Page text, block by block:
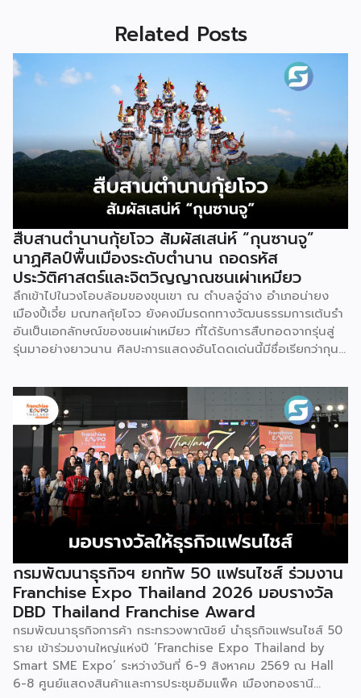
Related Posts
สืบสานตำนานกุ้ยโจว สัมผัสเสน่ห์ “กุนซานจู”
นาฏศิลป์พื้นเมืองระดับตำนาน ถอดรหัส
ประวัติศาสตร์และจิตวิญญาณชนเผ่าเหมียว
ลึกเข้าไปในวงโอบล้อมของขุนเขา ณ ตำบลจู๋ฉ่าง อำเภอน่ายง
เมืองปี้เจี๋ย มณฑลกุ้ยโจว ยังคงมีมรดกทางวัฒนธรรมการเต้นรำ
อันเป็นเอกลักษณ์ของชนเผ่าเหมียว ที่ได้รับการสืบทอดจากรุ่นสู่
รุ่นมาอย่างยาวนาน ศิลปะการแสดงอันโดดเด่นนี้มีชื่อเรียกว่ากุน
โจว” ซึ่งทรงคุณค่าเป็นยิ่งกว่าการแสดง เพราะทำหน้าที่จดบันทึก
ประวัติศาสตร์การอพยพย้ายถิ่นฐาน สะท้อนภูมิปัญญาทาง
วัฒนธรรมอันรุ่มรวย และตอกย้ำจิตวิญญาณอันแข็งแกร่งของ
ชนเผ่าเหมียวไว้ได้อย่างงดงาม ตำนานเล่าว่า ยามอพยพย้าย
ถิ่นฐานในอดีตกาล เส้นทางของชาวเหมียวต้องเผชิญกับเทือกเขา
สูงชันและพงหนามรกร้าง เพื่อเปิดทางให้เพื่อนพ้องเดินทางผ่าน
พงไพร เหล่าผู้กล้าหาญจึงใช้ร่างกายของตนกลิ้งทับพงหนาม
อย่างไม่เกรงกลัวเพื่อถางทางให้คนในเผ่า ด้วยเหตุนี้ คนรุ่นหลังจึง
ได้จำลองท่วงท่าการกลิ้งตัวดังกล่าวมาต่อยอดและรังสรรค์เป็น
ระบำลู่เซิงอันเป็นเอกลักษณ์ เพื่อรำลึกถึงความกล้าหาญและหยาด
เหงื่อแรงกายของบรรพบุรุษ โดยทุกท่วงท่าการกลิ้งตัวคือการ
คารวะต่อบรรพชน และทุกการกระโดดสะท้อนถึงจิตวิญญาณอัน
แรงกล้าของชนเผ่าเหมียว กุนซานจูถือเป็นหนึ่งในศิลปะการ
เต้นรำที่ปราบเซียนและท้าทายที่สุดของชนเผ่าเหมียว ผู้แสดงจะ
สวมเสื้อนอกสีขาวปักลายอันประณีต และสวมหมวกขนไก่ฟ้า
พร้อมบรรเลงลู่เซิงแบบ 6 ท่อ จุดที่ท้าทายที่สุดคือเสียงเพลงจะ
ต้องพลิ้วไหวอย่างต่อเนื่อง นักเต้นจึงต้องเป่าลู่เซิงอย่าง
สม่ำเสมอโดยไม่สะดุด แม้ในยามที่ต้องโลดโผนด้วยท่วงท่าที่ยาก
กรมพัฒนาธุรกิจฯ ยกทัพ 50 แฟรนไชส์ ร่วมงาน
Franchise Expo Thailand 2026 มอบรางวัล
DBD Thailand Franchise Award
กรมพัฒนาธุรกิจการค้า กระทรวงพาณิชย์ นำธุรกิจแฟรนไชส์ 50
ราย เข้าร่วมงานใหญ่แห่งปี ‘Franchise Expo Thailand by
Smart SME Expo’ ระหว่างวันที่ 6-9 สิงหาคม 2569 ณ Hall
6-8 ศูนย์แสดงสินค้าและการประชุมอิมแพ็ค เมืองทองธานี